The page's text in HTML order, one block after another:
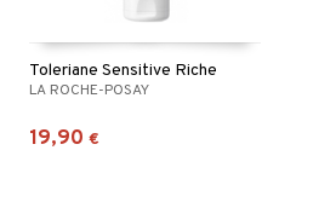
Toleriane Sensitive Riche
LA ROCHE-POSAY
19,90 €